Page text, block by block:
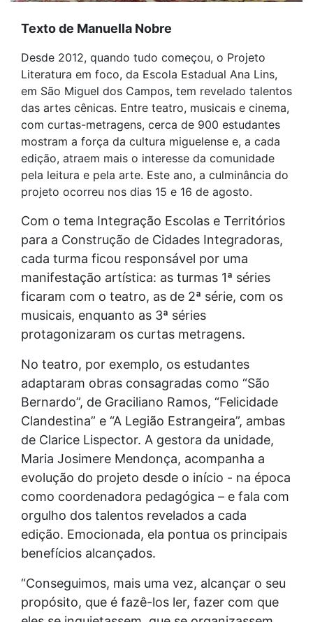
Texto de Manuella Nobre
Desde 2012, quando tudo começou, o Projeto
Literatura em foco, da Escola Estadual Ana Lins,
em São Miguel dos Campos, tem revelado talentos
das artes cênicas. Entre teatro, musicais e cinema,
com curtas-metragens, cerca de 900 estudantes
mostram a força da cultura miguelense e, a cada
edição, atraem mais o interesse da comunidade
pela leitura e pela arte. Este ano, a culminância do
projeto ocorreu nos dias 15 e 16 de agosto.
Com o tema Integração Escolas e Territórios
para a Construção de Cidades Integradoras,
cada turma ficou responsável por uma
manifestação artística: as turmas 1ª séries
ficaram com o teatro, as de 2ª série, com os
musicais, enquanto as 3ª séries
protagonizaram os curtas metragens.
No teatro, por exemplo, os estudantes
adaptaram obras consagradas como “São
Bernardo”, de Graciliano Ramos, “Felicidade
Clandestina” e “A Legião Estrangeira”, ambas
de Clarice Lispector. A gestora da unidade,
Maria Josimere Mendonça, acompanha a
evolução do projeto desde o início - na época
como coordenadora pedagógica – e fala com
orgulho dos talentos revelados a cada
edição. Emocionada, ela pontua os principais
benefícios alcançados.
“Conseguimos, mais uma vez, alcançar o seu
propósito, que é fazê-los ler, fazer com que